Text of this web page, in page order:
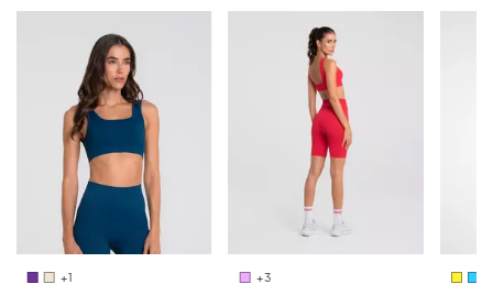
+1 +3